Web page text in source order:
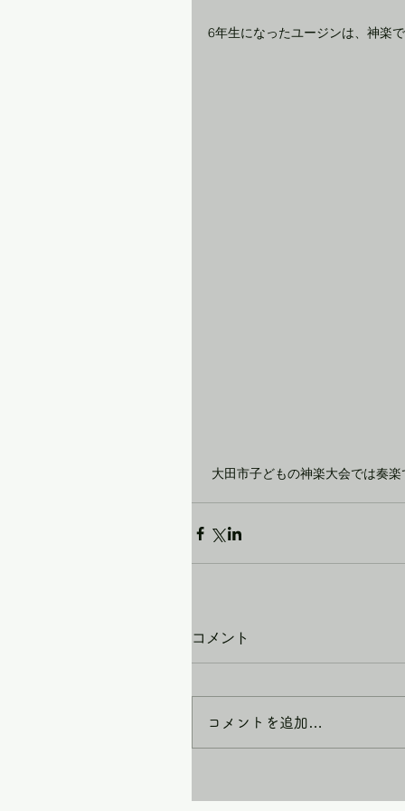
6年生になったユージンは、神楽で
大田市子どもの神楽大会では奏楽
コメント
コメントを追加…